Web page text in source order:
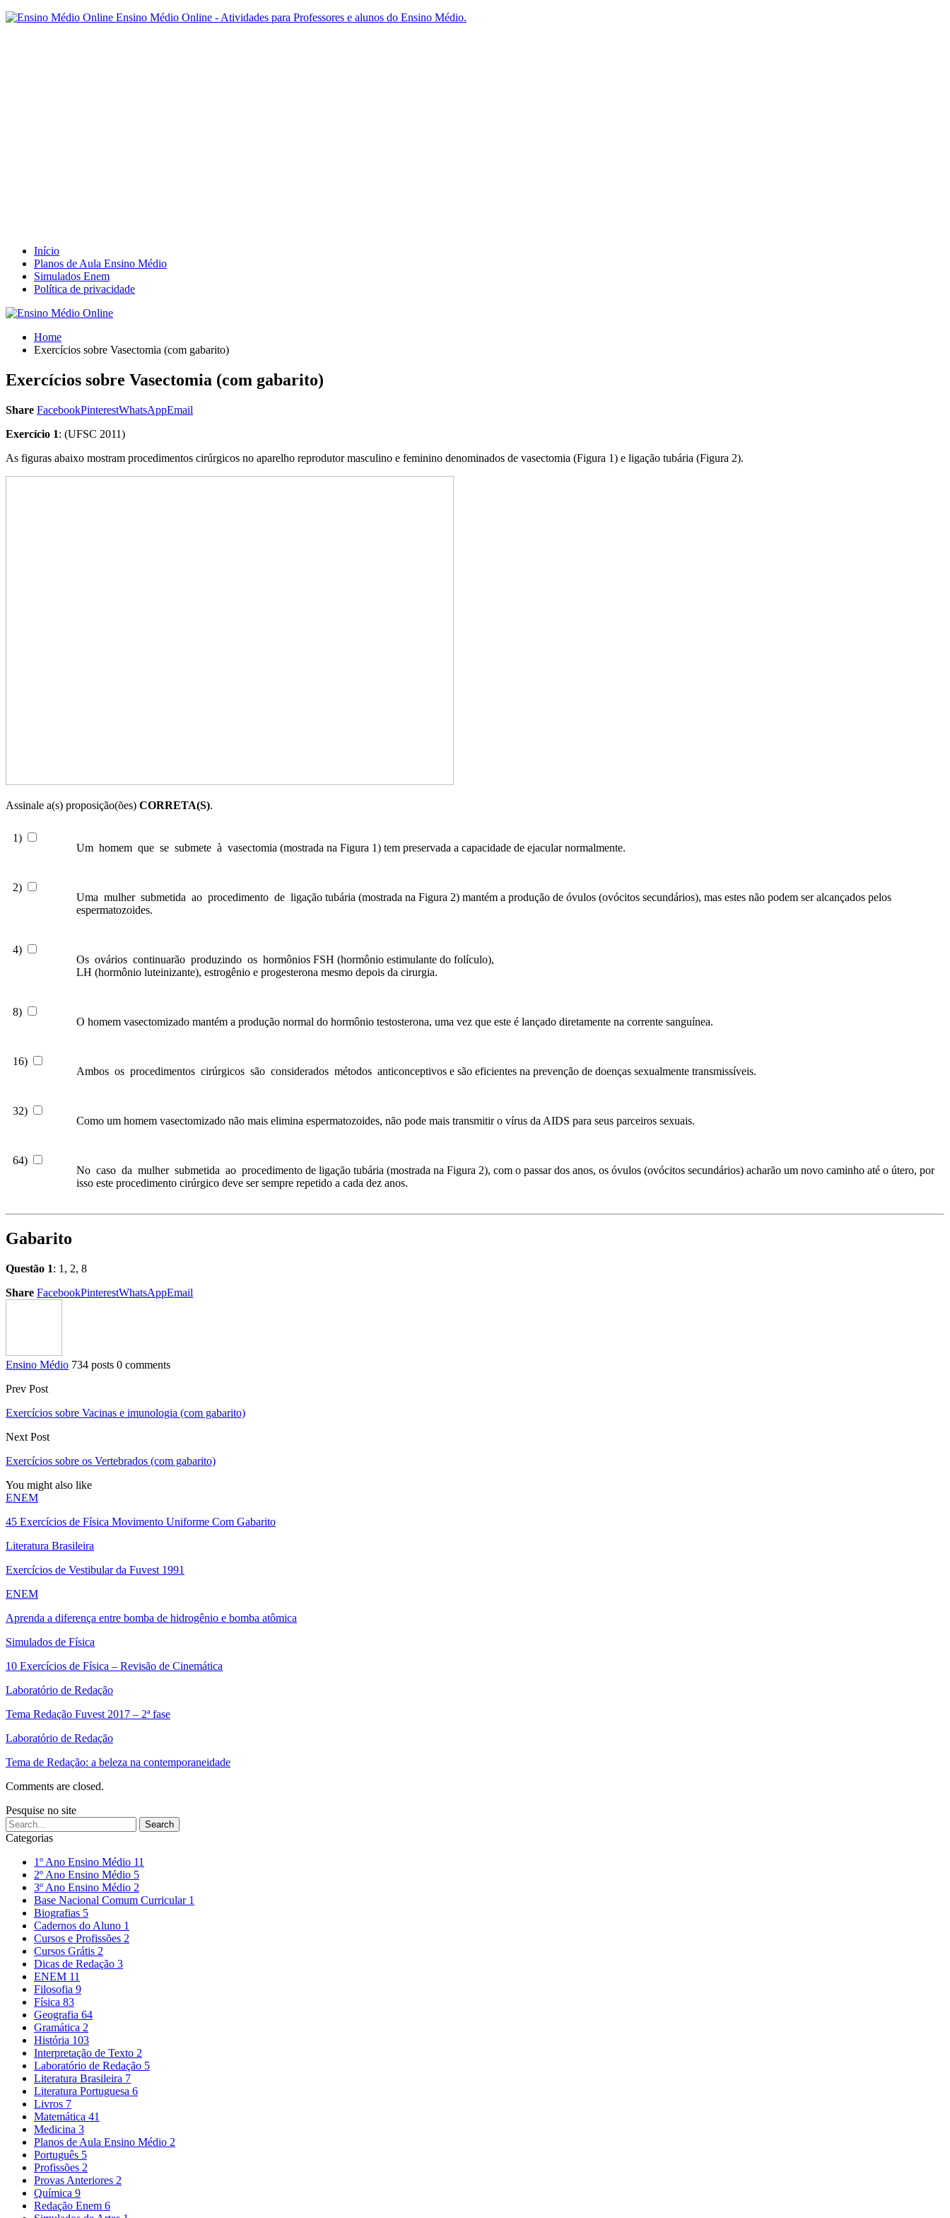
Ensino Médio Online - Atividades para Professores e alunos do Ensino Médio.
Início
Planos de Aula Ensino Médio
Simulados Enem
Política de privacidade
Home
Exercícios sobre Vasectomia (com gabarito)
Exercícios sobre Vasectomia (com gabarito)
Share FacebookPinterestWhatsAppEmail
Exercício 1: (UFSC 2011)
As figuras abaixo mostram procedimentos cirúrgicos no aparelho reprodutor masculino e feminino denominados de vasectomia (Figura 1) e ligação tubária (Figura 2).
Assinale a(s) proposição(ões) CORRETA(S).
1)
Um homem que se submete à vasectomia (mostrada na Figura 1) tem preservada a capacidade de ejacular normalmente.
2)
Uma mulher submetida ao procedimento de ligação tubária (mostrada na Figura 2) mantém a produção de óvulos (ovócitos secundários), mas estes não podem ser alcançados pelos
espermatozoides.
4)
Os ovários continuarão produzindo os hormônios FSH (hormônio estimulante do folículo),
LH (hormônio luteinizante), estrogênio e progesterona mesmo depois da cirurgia.
8)
O homem vasectomizado mantém a produção normal do hormônio testosterona, uma vez que este é lançado diretamente na corrente sanguínea.
16)
Ambos os procedimentos cirúrgicos são considerados métodos anticonceptivos e são eficientes na prevenção de doenças sexualmente transmissíveis.
32)
Como um homem vasectomizado não mais elimina espermatozoides, não pode mais transmitir o vírus da AIDS para seus parceiros sexuais.
64)
No caso da mulher submetida ao procedimento de ligação tubária (mostrada na Figura 2), com o passar dos anos, os óvulos (ovócitos secundários) acharão um novo caminho até o útero, por
isso este procedimento cirúrgico deve ser sempre repetido a cada dez anos.
Gabarito
Questão 1: 1, 2, 8
Share FacebookPinterestWhatsAppEmail
Ensino Médio 734 posts 0 comments
Prev Post
Exercícios sobre Vacinas e imunologia (com gabarito)
Next Post
Exercícios sobre os Vertebrados (com gabarito)
You might also like
ENEM
45 Exercícios de Física Movimento Uniforme Com Gabarito
Literatura Brasileira
Exercícios de Vestibular da Fuvest 1991
ENEM
Aprenda a diferença entre bomba de hidrogênio e bomba atômica
Simulados de Física
10 Exercícios de Física – Revisão de Cinemática
Laboratório de Redação
Tema Redação Fuvest 2017 – 2ª fase
Laboratório de Redação
Tema de Redação: a beleza na contemporaneidade
Comments are closed.
Pesquise no site
Categorias
1º Ano Ensino Médio 11
2º Ano Ensino Médio 5
3º Ano Ensino Médio 2
Base Nacional Comum Curricular 1
Biografias 5
Cadernos do Aluno 1
Cursos e Profissões 2
Cursos Grátis 2
Dicas de Redação 3
ENEM 11
Filosofia 9
Física 83
Geografia 64
Gramática 2
História 103
Interpretação de Texto 2
Laboratório de Redação 5
Literatura Brasileira 7
Literatura Portuguesa 6
Livros 7
Matemática 41
Medicina 3
Planos de Aula Ensino Médio 2
Português 5
Profissões 2
Provas Anteriores 2
Química 9
Redação Enem 6